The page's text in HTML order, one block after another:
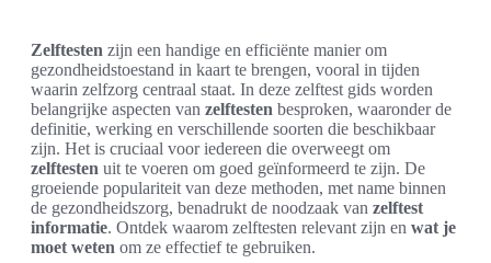
Zelftesten zijn een handige en efficiënte manier om
gezondheidstoestand in kaart te brengen, vooral in tijden
waarin zelfzorg centraal staat. In deze zelftest gids worden
belangrijke aspecten van zelftesten besproken, waaronder de
definitie, werking en verschillende soorten die beschikbaar
zijn. Het is cruciaal voor iedereen die overweegt om
zelftesten uit te voeren om goed geïnformeerd te zijn. De
groeiende populariteit van deze methoden, met name binnen
de gezondheidszorg, benadrukt de noodzaak van zelftest
informatie. Ontdek waarom zelftesten relevant zijn en wat je
moet weten om ze effectief te gebruiken.